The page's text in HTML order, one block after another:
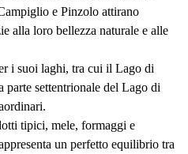
e Pinzolo attirano
alla loro bellezza naturale e alle
i suoi laghi, tra cui il Lago di
settentrionale del Lago di
tipici, mele, formaggi e
un perfetto equilibrio tra